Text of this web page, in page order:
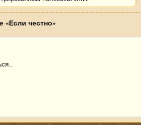
«Если честно»